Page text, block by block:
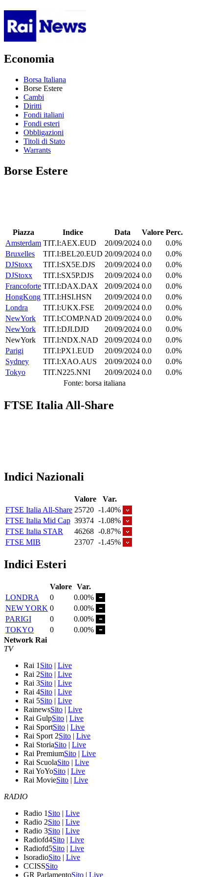
Economia
Borsa Italiana
Borse Estere
Cambi
Diritti
Fondi italiani
Fondi esteri
Obbligazioni
Titoli di Stato
Warrants
Borse Estere
Piazza Indice Data Valore Perc.
Amsterdam TIT.I:AEX.EUD 20/09/2024 0.0
0.0%
Bruxelles
TIT.I:BEL20.EUD 20/09/2024 0.0
0.0%
DJStoxx
TIT.I:SX5E.DJS 20/09/2024 0.0
0.0%
DJStoxx
TIT.I:SX5P.DJS 20/09/2024 0.0
0.0%
Francoforte TIT.I:DAX.DAX 20/09/2024 0.0
0.0%
HongKong TIT.I:HSI.HSN 20/09/2024 0.0
0.0%
Londra
TIT.I:UKX.FSE 20/09/2024 0.0
0.0%
NewYork
TIT.I:COMP.NAD 20/09/2024 0.0
0.0%
NewYork
TIT.I:DJI.DJD 20/09/2024 0.0
0.0%
NewYork
TIT.I:NDX.NAD 20/09/2024 0.0
0.0%
Parigi
TIT.I:PX1.EUD 20/09/2024 0.0
0.0%
Sydney
TIT.I:XAO.AUS 20/09/2024 0.0
0.0%
Tokyo
TIT.N225.NNI 20/09/2024 0.0
0.0%
Fonte: borsa italiana
FTSE Italia All-Share
Indici Nazionali
Valore
Var.
FTSE Italia All-Share 25720 -1.40%
FTSE Italia Mid Cap 39374 -1.08%
FTSE Italia STAR
46268 -0.87%
FTSE MIB
23707 -1.45%
Indici Esteri
Valore Var.
LONDRA
0
0.00%
NEW YORK 0
0.00%
PARIGI
0
0.00%
TOKYO
0
0.00%
Network Rai
TV
Rai 1 Sito | Live
Rai 2Sito | Live
Rai 3Sito | Live
Rai 4Sito | Live
Rai 5Sito | Live
RainewsSito | Live
Rai GulpSito | Live
Rai SportSito | Live
Rai Sport 2Sito | Live
Rai StoriaSito | Live
Rai PremiumSito | Live
Rai ScuolaSito | Live
Rai YoYoSito | Live
Rai MovieSito | Live
RADIO
Radio 1 Sito | Live
Radio 2Sito | Live
Radio 3Sito | Live
Radiofd4Sito | Live
Radiofd5Sito | Live
IsoradioSito | Live
CCISSSito
GR ParlamentoSito | Live